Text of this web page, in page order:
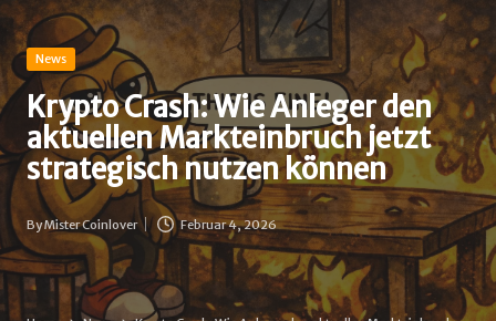
c
o
i
n
-
B
u
d
Posted
News
Krypto Crash: Wie Anleger den
aktuellen Markteinbruch jetzt
strategisch nutzen können
Posted
by
ByMister Coinlover Februar 4, 2026